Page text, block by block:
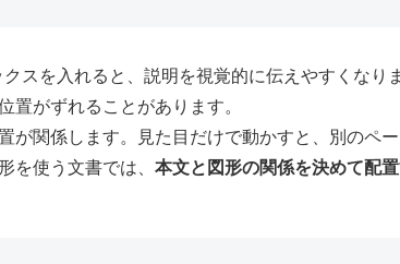
スを入れると、説明を視覚的に伝えやすくなり
置がずれることがあります。
が関係します。見た目だけで動かすと、別のペ
を使う文書では、 本文と図形の関係を決めて配